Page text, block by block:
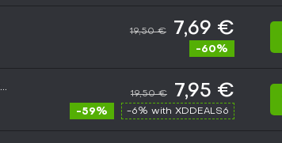
19,50 € 7,69 €
-60%
19,50 € 7,95 €
-59% -6% with XDDEALS6